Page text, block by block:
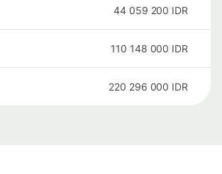
44 059 200 IDR
110 148 000 IDR
220 296 000 IDR